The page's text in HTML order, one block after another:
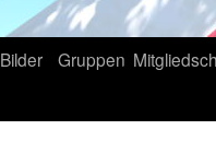
Bilder Gruppen